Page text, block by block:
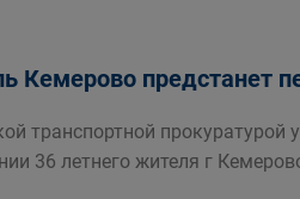
Кемерово предстанет
транспортной
36 летнего жителя г